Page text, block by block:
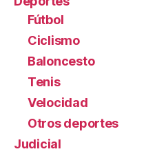
Fútbol
Ciclismo
Baloncesto
Tenis
Velocidad
Otros deportes
Judicial